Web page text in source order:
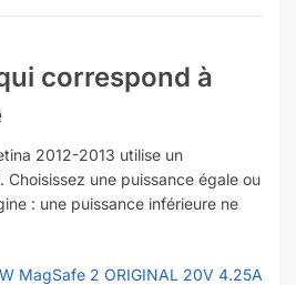
correspond à
2012-2013 utilise un
. Choisissez une puissance égale ou
: une puissance inférieure ne
MagSafe 2 ORIGINAL 20V 4.25A